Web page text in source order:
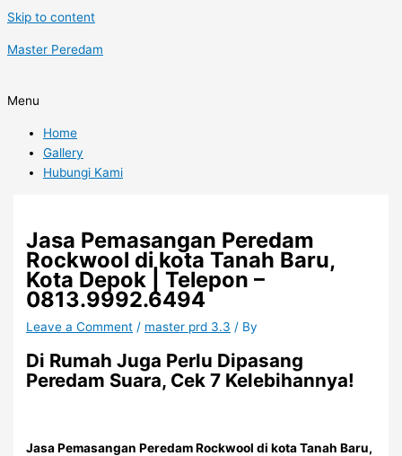
Skip to content
Master Peredam
Menu
Home
Gallery
Hubungi Kami
Jasa Pemasangan Peredam
Rockwool di kota Tanah Baru,
Kota Depok | Telepon –
0813.9992.6494
Leave a Comment / master prd 3.3 / By
Di Rumah Juga Perlu Dipasang
Peredam Suara, Cek 7 Kelebihannya!
Jasa Pemasangan Peredam Rockwool di kota Tanah Baru,